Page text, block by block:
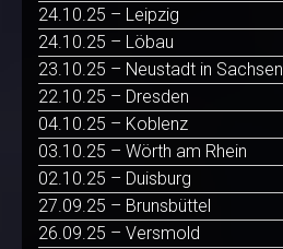
24.10.25 – Leipzig
24.10.25 – Löbau
23.10.25 – Neustadt in Sachsen
22.10.25 – Dresden
04.10.25 – Koblenz
03.10.25 – Wörth am Rhein
02.10.25 – Duisburg
27.09.25 – Brunsbüttel
26.09.25 – Versmold